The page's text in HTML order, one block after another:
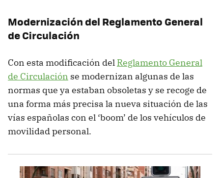
Modernización del Reglamento General
de Circulación
Con esta modificación del Reglamento General
de Circulación se modernizan algunas de las
normas que ya estaban obsoletas y se recoge de
una forma más precisa la nueva situación de las
vías españolas con el ‘boom’ de los vehículos de
movilidad personal.